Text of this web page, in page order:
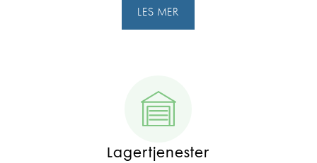
LES MER
Lagertjenester